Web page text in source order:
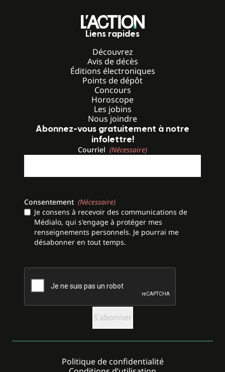
Liens rapides
Découvrez
Avis de décès
Éditions électroniques
Points de dépôt
Concours
Horoscope
Les jobins
Nous joindre
Abonnez-vous gratuitement à notre
infolettre!
Courriel (Nécessaire)
Consentement (Nécessaire)
Je consens à recevoir des communications de
Médialo, qui s'engage à protéger mes
renseignements personnels. Je pourrai me
désabonner en tout temps.
CAPTCHA
Politique de confidentialité